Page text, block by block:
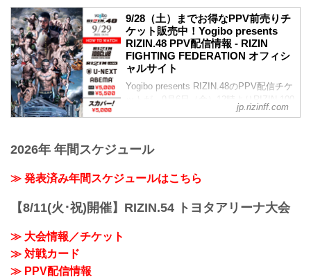
だきます。
MOVIE
- YouTube
youtu.be
Yogibo presents RIZIN.48 大会概要
2...
試合順
第11試合／ホベルト・サトシ・ソウザ
vs. ルイス・グスタボ
ライト級タイトルマッチ
RIZIN MMAルール：5分3R（71.0kg）
ホベルト・サトシ・ソウザ vs. ルイス・
グスタボ
ホベルト・サトシ・ソウザ
柔術 | サブミッション | グラウンドコント
総...
9/28（土）までお得なPPV前売りチ
ケット販売中！Yogibo presents
RIZIN.48 PPV配信情報 - RIZIN
FIGHTING FEDERATION オフィシ
ャルサイト
Yogibo presents RIZIN.48のPPV配信チケ
ットが、9月6日（金）12時よりRIZIN 100
CLUB、ABEMA、U-NEXT、RIZIN
お得なPPV前売りチケットは、大会前日
会場に来れない方、会場にも行くが実
きな配信サービスでYogibo presents
jp.rizinff.com
2026年 年間スケジュール
≫ 発表済み年間スケジュールはこちら
【8/11(火･祝)開催】RIZIN.54 トヨタアリーナ大会
≫ 大会情報／チケット
≫ 対戦カード
≫ PPV配信情報